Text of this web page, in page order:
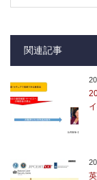
関連記事